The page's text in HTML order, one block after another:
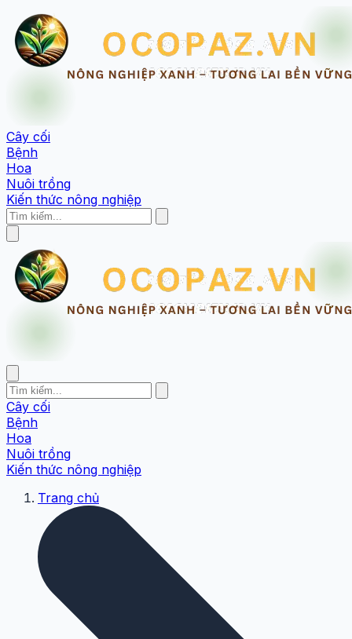
Cây cối
Bệnh
Hoa
Nuôi trồng
Kiến thức nông nghiệp
Cây cối
Bệnh
Hoa
Nuôi trồng
Kiến thức nông nghiệp
Trang chủ